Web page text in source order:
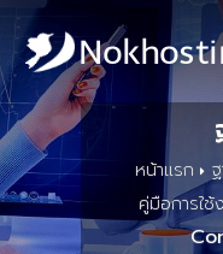
หน้าแรก
คู่มือการใช้